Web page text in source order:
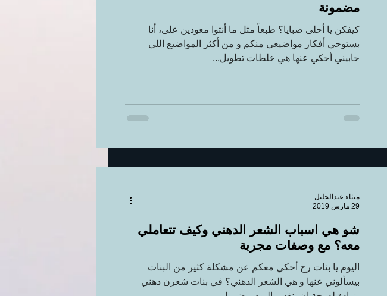
مضمونة
كيفكن يا أحلى صبايا؟ طبعاً مثل ما أنتوا معودين على، أنا
بستوحي أفكار مواضيعي منكم و من أكثر المواضيع اللي
حابيني أحكي عنها هي خلطات تطويل...
ميثاء عبدالجليل
29 مارس 2019
شو هي اسباب الشعر الدهني وكيف تتعاملي
معه؟ مع وصفات مجربة
اليوم يا بنات رح أحكي معكم عن مشكلة كثير من البنات
بيسألوني عنها و هي الشعر الدهني؟ في بنات شعرن دهني